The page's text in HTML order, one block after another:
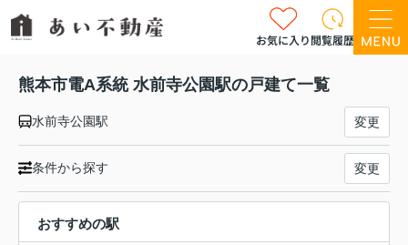
お気に入り閲覧履歴
熊本市電A系統 水前寺公園駅の戸建て一覧
水前寺公園駅 変更
条件から探す 変更
おすすめの駅